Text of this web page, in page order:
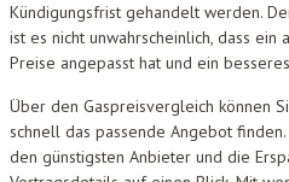
Kündigungsfrist gehandelt werden.
ist es nicht unwahrscheinlich, dass
Preise angepasst hat und ein
Über den Gaspreisvergleich können
schnell das passende Angebot
den günstigsten Anbieter und die